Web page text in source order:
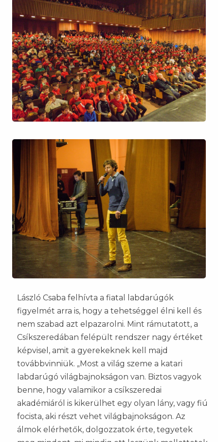
László Csaba felhívta a fiatal labdarúgók
figyelmét arra is, hogy a tehetséggel élni kell és
nem szabad azt elpazarolni. Mint rámutatott, a
Csíkszeredában felépült rendszer nagy értéket
képvisel, amit a gyerekeknek kell majd
továbbvinniük. „Most a világ szeme a katari
labdarúgó világbajnokságon van. Biztos vagyok
benne, hogy valamikor a csíkszeredai
akadémiáról is kikerülhet egy olyan lány, vagy fiú
focista, aki részt vehet világbajnokságon. Az
álmok elérhetők, dolgozzatok érte, tegyetek